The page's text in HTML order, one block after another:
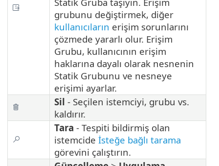
grubunu değiştirmek, diğer
kullanıcıların erişim sorunlarını
çözmede yararlı olur. Erişim
Grubu, kullanıcının erişim
haklarına dayalı olarak nesnenin
Statik Grubunu ve nesneye
erişimi ayarlar.
Sil - Seçilen istemciyi, grubu vs.
kaldırır.
Tara - Tespiti bildirmiş olan
istemcide İsteğe bağlı tarama
görevini çalıştırın.